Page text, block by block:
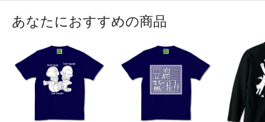
あなたにおすすめの商品